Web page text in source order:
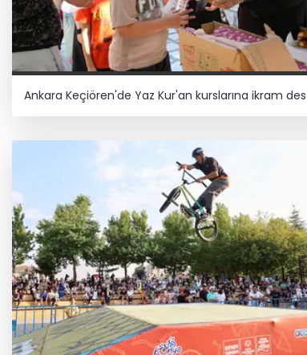
Ankara Keçiören'de Yaz Kur'an kurslarına ikram